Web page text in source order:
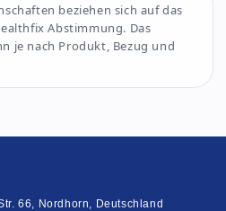
beziehen sich auf das
Abstimmung. Das
je nach Produkt, Bezug und
66, Nordhorn, Deutschland